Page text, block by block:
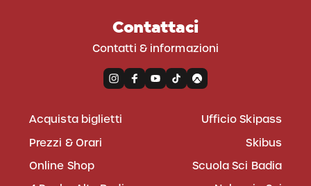
Contattaci
Contatti & informazioni
Acquista biglietti
Prezzi & Orari
Online Shop
Ufficio Skipass
Skibus
Scuola Sci Badia